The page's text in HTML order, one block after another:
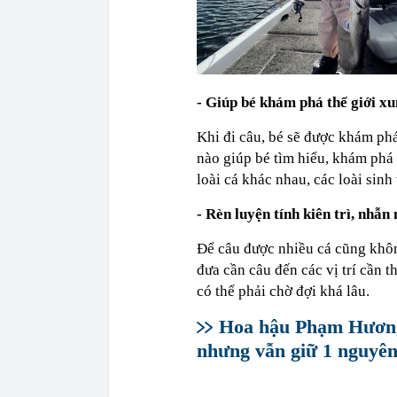
- Giúp bé khám phá thể giới
Khi đi câu, bé sẽ được khám
nào giúp bé tìm hiểu, khám
loài cá khác nhau, các loài
- Rèn luyện tính kiên trì, nhẫn
Để câu được nhiều cá cũng
đưa cần câu đến các vị trí cần
có thể phải chờ đợi khá lâu.
Hoa hậu Phạm
nhưng vẫn giữ 1